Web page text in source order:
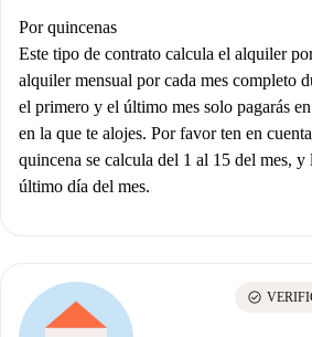
Por quincenas
Este tipo de contrato calcula el alquiler
alquiler mensual por cada mes completo
el primero y el último mes solo pagarás
en la que te alojes. Por favor ten en
quincena se calcula del 1 al 15 del mes, y
último día del mes.
check_circle